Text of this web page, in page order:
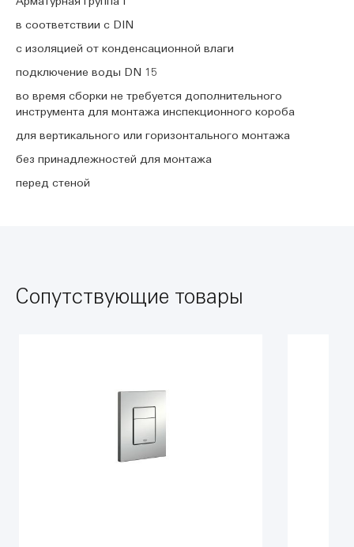
в соответствии с DIN
с изоляцией от конденсационной влаги
подключение воды DN 15
во время сборки не требуется дополнительного
инструмента для монтажа инспекционного короба
для вертикального или горизонтального монтажа
без принадлежностей для монтажа
перед стеной
Сопутствующие товары